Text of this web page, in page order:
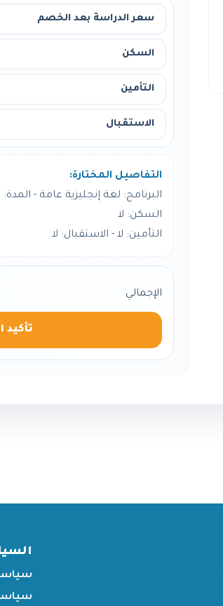
سعر الدراسة بعد الخصم
السكن
التأمين
الاستقبال
التفاصيل المختارة:
البرنامج: لغة إنجليزية عامة - المدة: 12 أسبوع
السكن: لا
التأمين: لا - الاستقبال: لا
الإجمالي
تأكيد